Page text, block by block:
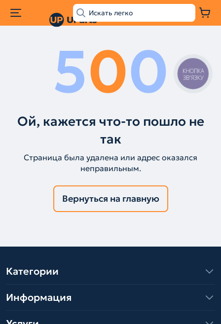
500
Ой, кажется что-то пошло не
так
Страница была удалена или адрес оказался
неправильным.
Вернуться на главную
Категории
Информация
КНОПКА
ЗВ'ЯЗКУ